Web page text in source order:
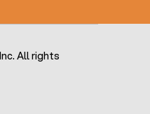
All rights